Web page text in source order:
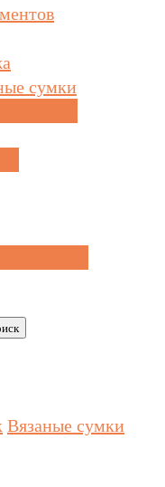
сумки
Вязаные сумки